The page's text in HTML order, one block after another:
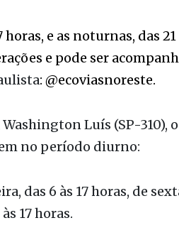
e as noturnas, das 21
: @ecoviasnoreste.
no período diurno: